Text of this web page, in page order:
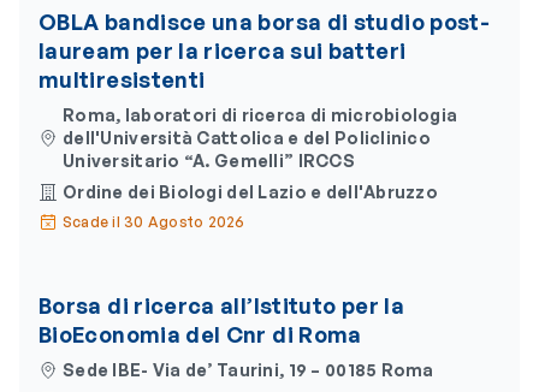
OBLA bandisce una borsa di studio post-
lauream per la ricerca sui batteri
multiresistenti
Roma, laboratori di ricerca di microbiologia
dell'Università Cattolica e del Policlinico
Universitario “A. Gemelli” IRCCS
Ordine dei Biologi del Lazio e dell'Abruzzo
Scade il 30 Agosto 2026
Borsa di ricerca all’Istituto per la
BioEconomia del Cnr di Roma
Sede IBE- Via de’ Taurini, 19 – 00185 Roma